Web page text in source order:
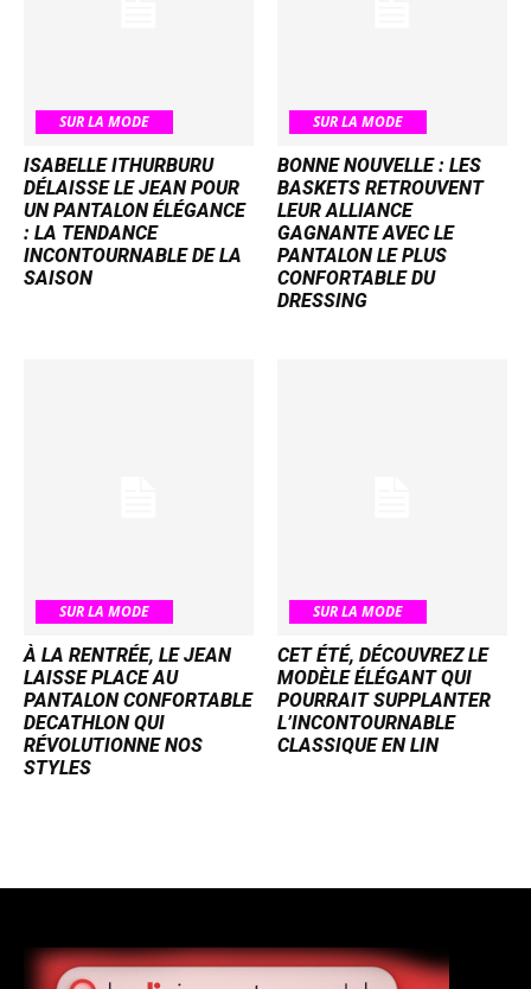
SUR LA MODE
ISABELLE ITHURBURU
DÉLAISSE LE JEAN POUR
UN PANTALON ÉLÉGANCE
: LA TENDANCE
INCONTOURNABLE DE LA
SAISON
SUR LA MODE
BONNE NOUVELLE : LES
BASKETS RETROUVENT
LEUR ALLIANCE
GAGNANTE AVEC LE
PANTALON LE PLUS
CONFORTABLE DU
DRESSING
SUR LA MODE
À LA RENTRÉE, LE JEAN
LAISSE PLACE AU
PANTALON CONFORTABLE
DECATHLON QUI
RÉVOLUTIONNE NOS
STYLES
SUR LA MODE
CET ÉTÉ, DÉCOUVREZ LE
MODÈLE ÉLÉGANT QUI
POURRAIT SUPPLANTER
L’INCONTOURNABLE
CLASSIQUE EN LIN